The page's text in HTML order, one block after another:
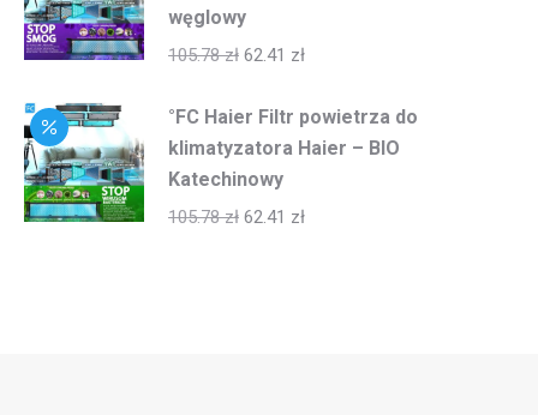
węglowy
105.78zł 62.41 zł
°FC Haier Filtr powietrza do
klimatyzatora Haier – BIO
Katechinowy
105.78zł 62.41 zł